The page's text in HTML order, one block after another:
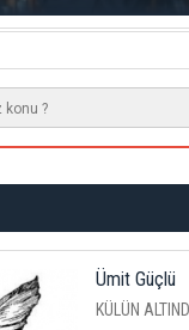
Ümit Güçlü
KÜLÜN